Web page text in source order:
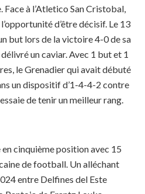
à l’Atletico San Cristobal,
d’être décisif. Le 13
but lors de la victoire 4-0 de sa
un caviar. Avec 1 but et 1
le Grenadier qui avait débuté
un dispositif d’1-4-4-2 contre
de tenir un meilleur rang.
cinquième position avec 15
de football. Un alléchant
entre Delfines del Este